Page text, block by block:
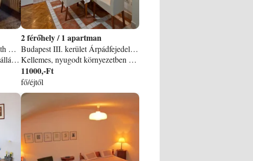
Budapest VIII. kerület Mikszáth Kálmán tér apartman
Szép, jó elosztású apartman/szállás Budapesten. Körúti Apartmanok. II. -ik emelet, liftes ház. Az ismert egyetemekhez közel, SOTE, ELTE, Pázmány Péter, Andrássy, a Szem, Transzplantációs, Fogászati, Sebészeti és Szív Klinikáknál. Közel a Magyar Nemzeti Múzeum, Iparművészeti Múzeum, a Református Egyetem, Színművészeti Főiskola, etc. Könnyen megközelíthető innen a: SYMA Csarnok, Papp László Aréna, MÜPA, Opera. Nagyszerű közlekedés, a 47, 49 villamos a Kálvin térnél, könnyen ér el bárhova is, alig egy pár perc alatt. Lakásaink a Józsefváros Palota Negyedében találhatók, egy városképi védelem alatt álló, 1896 ban épült gótikus palotában, a Krúdy Gyula utca sarkán. Az épület III. -ik emeletén, udcai fekvésű, világos csendes lakás, (egy szoba + galéria saját, hall, konyha és fürdőszobával), felújítva 2019. -ben! A 4/6 villamosmegálló a háztól 5 percre van (HARMINCKETTESEK TERE), a zöld, piros és a kék metró 5-10 van (Kálvin tér Astoria), a 9, és 109 busz és a 83 trolimegálló a Baross utcánál található. Könnyen elérhető minden fontos látványosság: Az Iparművészeti Múzeum, A Magyar Nemzeti Múzeum, a Duna, Gellért Fürdő, Váci utca, Nagy Csarnok, hajó állomás, tömegközlekedéssel könnyen elérhetők a: Hősök tere, Széchenyi Fürdő, a Parlament, Szent István Bazilika, stb. Kiváló szórakozási lehetőségek, közel a Szabó Ervin Könyvtár, a Ráday, Váci, utca. A Krúdy Gyula utca 2009. -től sétáló utca lett. Hat apartman, III emeletes liftes házban, a sarkon egy nagy ABC, patika, bankok, éjjel-nappali ABC, egyéb üzlet, éjjeli busz alig 100 m. -re, templom, kórház, fogászati klinikák, olcsó vendéglők alig 5 percre találhatók. Csendes, biztonságos környék, térfigyelő kamerákkal. Jelenleg összesen 4 személyt tudunk elszállásolni, legfeljebb 2 x 2 személyt tudunk elszállásolni. A Sziget Fesztivál, Karácsony/Szilveszter, Húsvét, Pünkösd, Május 1. , HUNGARORING idejére, illetve 4 nappal előtte és utána, a minimum igénybe vehető éjszakák száma: 7. Amennyiben kevesebb ideig szeretne nálunk tartózkodni 50% felárat számolunk fel. Őrzött parkoló a Pollák Mihály téri mélygarázsban. Kaució szükséges 10. 000 Ft.
2 /1 apartman
Budapest III. kerület Árpádfejedelem útja apartman
Kellemes, nyugodt környezetben keres lakást a 3. kerületben, Óbudán? Akkor ezt a lakást Önnek találták ki! Mindennel felszerelt (konyha, fürdő, mosógép, hűtő, tűzhely, mikró, sík képernyős Tv, ingyen WIFI 1 szobás apartman kiadó rövidebb távokra is! Tömegközlekedési eszközök közelben. Ár: Hosszabb foglalásnál kedvezményes félhavi, vagy havi ár! Minimum 3 éjszaka foglalható 22. 000. - Ft/1-2 Fő/éj + 4 % Idegenforgalmi ADÓ: A bérleti díj tartalmazza a lakás rendeltetésszerű (lakásként való, társasházi együttélésre vonatkozó házirend betartásával) használatát, összes rezsi költségét, a közös költségét, az Idegenforgalmi Adót, TV-, és korlátlan WIFI díját, valamint a lakás kitakarított állapotban (ágyneműkkel, törlőruhával, törülközővel, WC papírral felszerelve) való átvételét, váltóágynemű bekészítését. Ezen felül fizetendő: foglaló, mely az megérkezés pillanatától illetve a bérleti díj kifizetésekor kaucióvá alakul át. ezt az összeget távozáskor visszaadjuk ha a lakásban károkozás nem történt és a kulcsokat visszakaptuk!
11000,-Ft
fő/éjtől